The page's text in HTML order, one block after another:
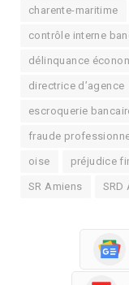
charente-maritime
contrôle interne
délinquance
directrice d’agence
escroquerie
fraude
oise préjudice
SR Amiens SRD